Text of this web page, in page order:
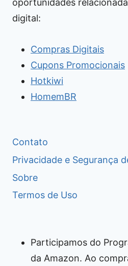
digital:
Compras Digitais
Cupons Promocionais
Hotkiwi
HomemBR
Contato
Privacidade e Segurança
Sobre
Termos de Uso
Participamos do
da Amazon. Ao